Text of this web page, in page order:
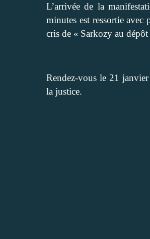
L’arrivée de la
minutes est ressortie avec
cris de « Sarkozy au dépôt
Rendez-vous le 21
la justice.